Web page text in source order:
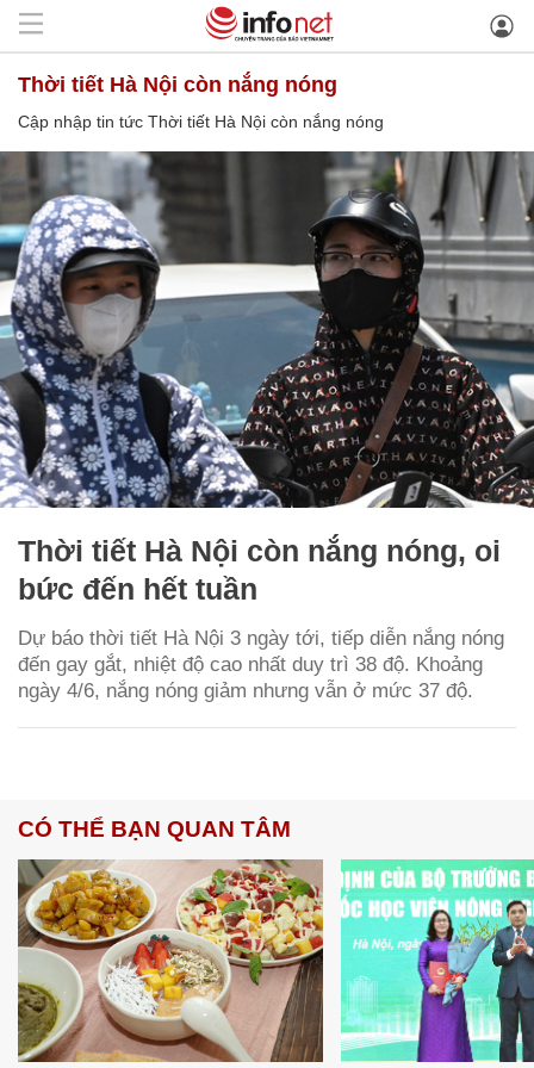
Thời tiết Hà Nội còn nắng nóng
Cập nhập tin tức Thời tiết Hà Nội còn nắng nóng
Thời tiết Hà Nội còn nắng nóng, oi
bức đến hết tuần
Dự báo thời tiết Hà Nội 3 ngày tới, tiếp diễn nắng nóng
đến gay gắt, nhiệt độ cao nhất duy trì 38 độ. Khoảng
ngày 4/6, nắng nóng giảm nhưng vẫn ở mức 37 độ.
CÓ THỂ BẠN QUAN TÂM